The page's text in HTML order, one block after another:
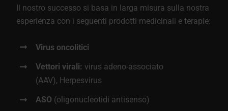
Il nostro successo si basa in larga misura sulla nostra
esperienza con i seguenti prodotti medicinali e terapie:
Virus oncolitici
Vettori virali: virus adeno-associato
(AAV), Herpesvirus
ASO (oligonucleotidi antisenso)